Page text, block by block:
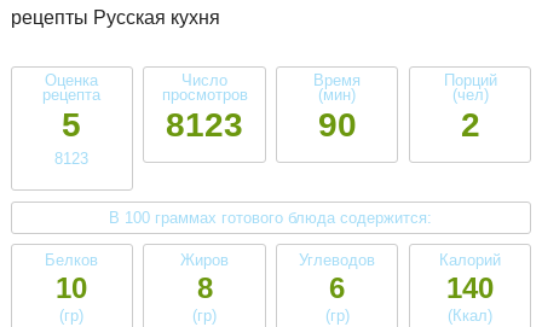
рецепты Русская кухня
Оценка
рецепта
5
8123
Число
просмотров
8123
Время
(мин)
90
Порций
(чел)
2
В 100 граммах готового блюда содержится:
Белков
10
(гр)
Жиров
8
(гр)
Углеводов
6
(гр)
Калорий
140
(Ккал)